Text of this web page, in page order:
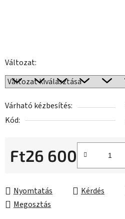
Változat:
Várható kézbesítés:
Kód:
Ft26 600
Nyomtatás Kérdés
Megosztás